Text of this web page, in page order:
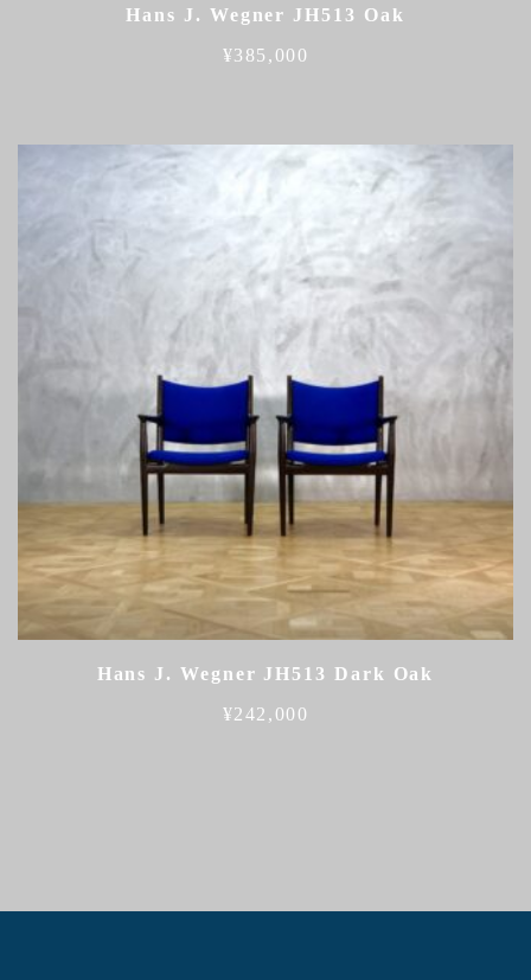
Hans J. Wegner JH513 Oak
¥385,000
Hans J. Wegner JH513 Dark Oak
¥242,000